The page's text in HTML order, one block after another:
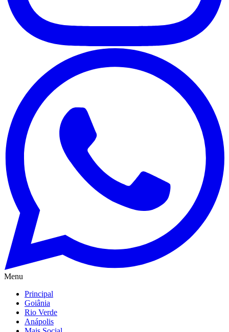
Menu
Principal
Goiânia
Rio Verde
Anápolis